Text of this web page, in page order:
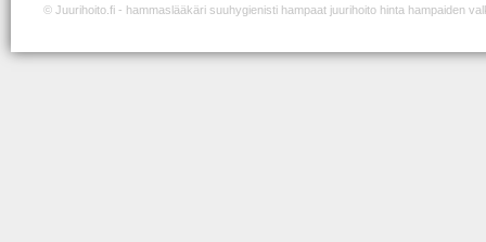
© Juurihoito.fi - hammaslääkäri suuhygienisti hampaat juurihoito hinta hampaiden